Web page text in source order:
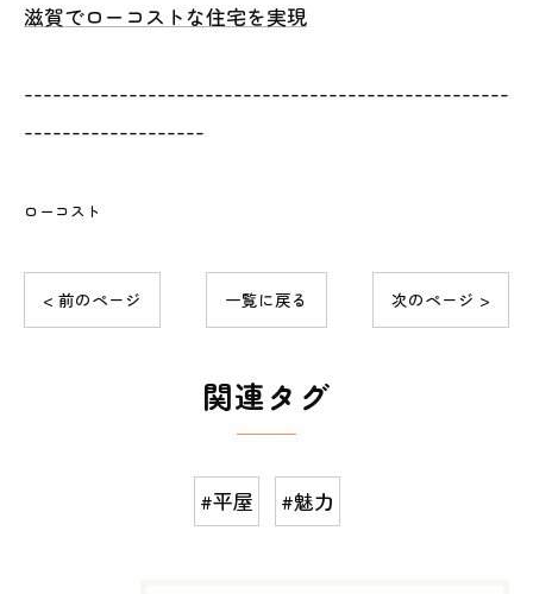
滋賀でローコストな住宅を実現
---------------------------------------------------
-------------------
ローコスト
< 前のページ 一覧に戻る 次のページ >
関連タグ
#平屋 #魅力